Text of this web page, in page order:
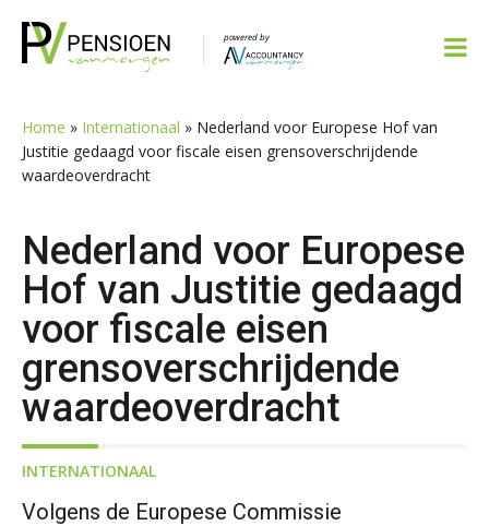
naar
naar
inhoud
naar
sidebar
naar
Home » Internationaal » Nederland voor Europese Hof van
Justitie gedaagd voor fiscale eisen grensoverschrijdende
waardeoverdracht
Nederland voor Europese
Hof van Justitie gedaagd
voor fiscale eisen
grensoverschrijdende
waardeoverdracht
INTERNATIONAAL
Volgens de Europese Commissie